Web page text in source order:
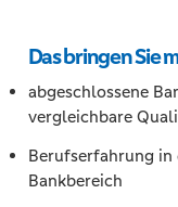
Das bringen Sie
abgeschlossene
vergleichbare
Berufserfahrung in
Bankbereich